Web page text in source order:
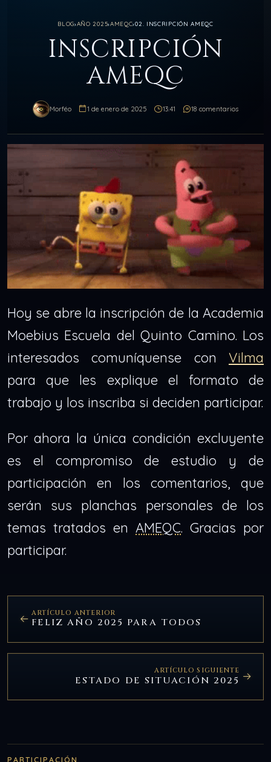
BLOG›AÑO 2025›AMEQC›02. INSCRIPCIÓN AMEQC
INSCRIPCIÓN
AMEQC
Morféo 1 de enero de 2025 13:41 18 comentarios
Hoy se abre la inscripción de la Academia
Moebius Escuela del Quinto Camino. Los
interesados comuníquense con Vilma
para que les explique el formato de
trabajo y los inscriba si deciden participar.
Por ahora la única condición excluyente
es el compromiso de estudio y de
participación en los comentarios, que
serán sus planchas personales de los
temas tratados en AMEQC. Gracias por
participar.
ARTÍCULO ANTERIOR
FELIZ AÑO 2025 PARA TODOS
ARTÍCULO SIGUIENTE
ESTADO DE SITUACIÓN 2025
PARTICIPACIÓN